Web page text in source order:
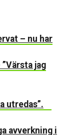
– nu har
jag
utredas”.
avverkning i